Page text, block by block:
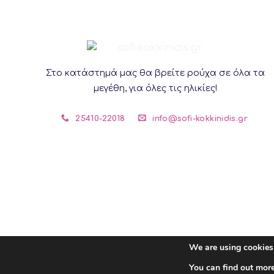
options
be
chosen
the
Στο κατάστημά μας θα βρείτε ρούχα σε όλα τα
μεγέθη, για όλες τις ηλικίες!
25410-22018 info@sofi-kokkinidis.gr
We are using
You can find out